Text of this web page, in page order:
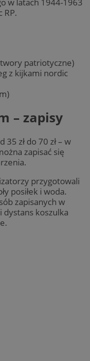
patriotyczne)
z kijkami nordic
– zapisy
35 zł do 70 zł – w
zapisać się
przygotowali
posiłek i woda.
zapisanych w
dystans koszulka